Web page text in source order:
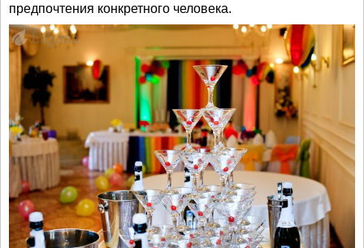
предпочтения конкретного человека.